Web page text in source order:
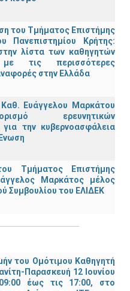
του Τμήματος Επιστήμης
Πανεπιστημίου Κρήτης:
λίστα των καθηγητών
με τις περισσότερες
στην Ελλάδα
Ευάγγελου Μαρκάτου
ερευνητικών
την κυβερνοασφάλεια
Τμήματος Επιστήμης
Μαρκάτος μέλος
Συμβουλίου του ΕΛΙΔΕΚ
του Ομότιμου Καθηγητή
Παρασκευή 12 Ιουνίου
έως τις 17:00, στο